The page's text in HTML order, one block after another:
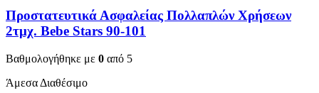
Προστατευτικά Ασφαλείας Πολλαπλών Χρήσεων
2τμχ. Bebe Stars 90-101
Βαθμολογήθηκε με 0 από 5
Άμεσα Διαθέσιμο